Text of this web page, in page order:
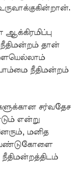
நீதிமன்றம் தான்
நீதிமன்றம்
சர்வதேச
என்று
மனித